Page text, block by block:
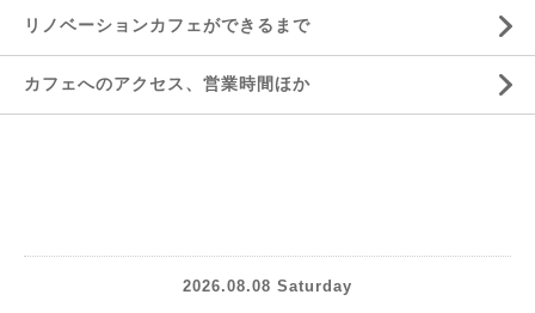
リノベーションカフェができるまで
カフェへのアクセス、営業時間ほか
2026.08.08 Saturday